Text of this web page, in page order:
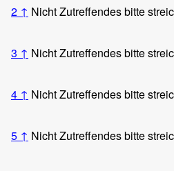
2 ↑ Nicht Zutreffendes bitte
3 ↑ Nicht Zutreffendes bitte
4 ↑ Nicht Zutreffendes bitte
5 ↑ Nicht Zutreffendes bitte